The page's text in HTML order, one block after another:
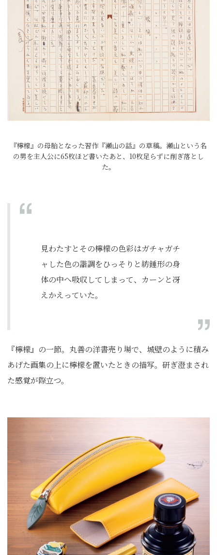
『檸檬』の母胎となった習作『瀬山の話』の草稿。瀬山という名
の男を主人公に65枚ほど書いたあと、10枚足らずに削ぎ落とし
た。
見わたすとその檸檬の色彩はガチャガチ
ャした色の諧調をひっそりと紡錘形の身
体の中へ吸収してしまって、カーンと冴
えかえっていた。
『檸檬』の一節。丸善の洋書売り場で、城壁のように積み
あげた画集の上に檸檬を置いたときの描写。研ぎ澄まされ
た感覚が際立つ。